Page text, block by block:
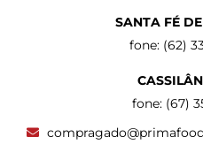
SANTA FÉ
fone: (62)
fone: (67)